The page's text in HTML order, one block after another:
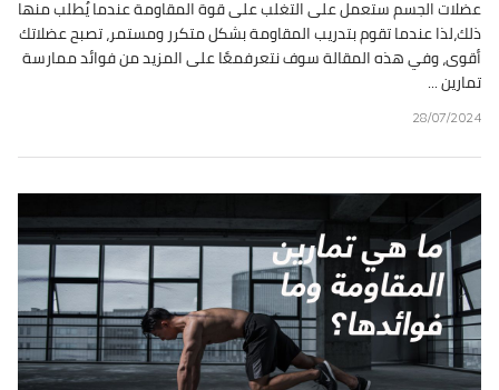
عضلات الجسم ستعمل على التغلب على قوة المقاومة عندما يُطلب منها
ذلك،لذا عندما تقوم بتدريب المقاومة بشكل متكرر ومستمر، تصبح عضلاتك
أقوى، وفي هذه المقالة سوف نتعرفمعًا على المزيد من فوائد ممارسة
تمارين ...
28/07/2024